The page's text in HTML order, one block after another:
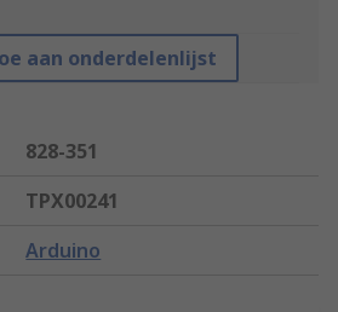
aan onderdelenlijst
828-351
TPX00241
Arduino